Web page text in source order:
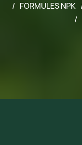
FORMULES NPK